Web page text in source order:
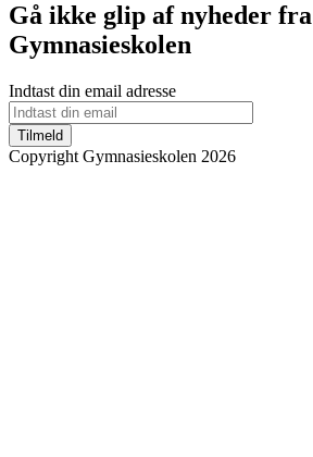
Gå ikke glip af nyheder fra
Gymnasieskolen
Indtast din email adresse
Tilmeld
Copyright Gymnasieskolen 2026